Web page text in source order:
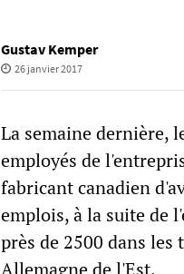
Gustav Kemper
26 janvier 2017
La semaine dernière,
employés de
fabricant canadien
emplois, à la suite de
près de 2500 dans
Allemagne de l'Est.